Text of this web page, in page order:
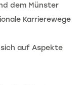
dem Münster
Karrierewege
auf Aspekte